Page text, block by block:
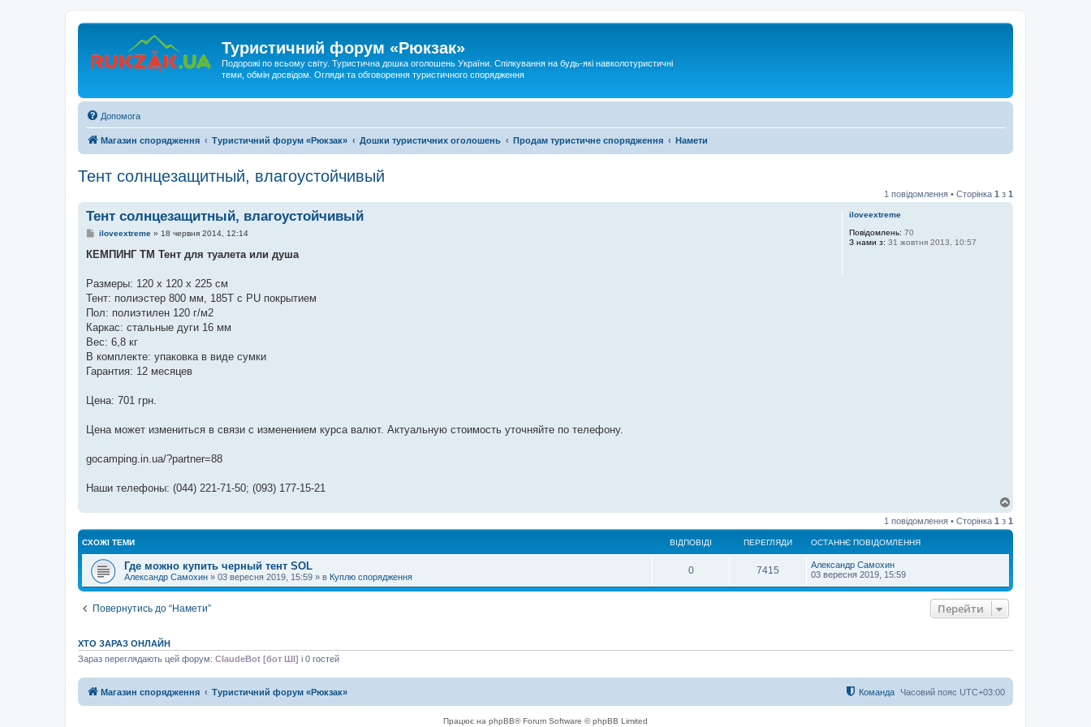
Туристичний форум «Рюкзак»
Подорожі по всьому світу. Туристична дошка оголошень України. Спілкування на будь-які навколотуристичні
теми, обмін досвідом. Огляди та обговорення туристичного спорядження
Допомога
Магазин спорядження Туристичний форум «Рюкзак» Дошки туристичних оголошень Продам туристичне спорядження Намети
Тент солнцезащитный, влагоустойчивый
1 повідомлення • Сторінка 1 з 1
iloveextreme
Повідомлень: 70
З нами з: 31 жовтня 2013, 10:57
Тент солнцезащитный, влагоустойчивый
П
в
о
л
е
н
я
iloveextreme» 18 червня 2014, 12:14
КЕМПИНГ TM Тент для туалета или душа
Размеры: 120 х 120 х 225 см
Тент: полиэстер 800 мм, 185Т с РU покрытием
Пол: полиэтилен 120 г/м2
Каркас: стальные дуги 16 мм
Вес: 6,8 кг
В комплекте: упаковка в виде сумки
Гарантия: 12 месяцев
Цена: 701 грн.
Цена может измениться в связи с изменением курса валют. Актуальную стоимость уточняйте по телефону.
gocamping.in.ua/?partner=88
Наши телефоны: (044) 221-71-50; (093) 177-15-21
г
о
1 повідомлення • Сторінка 1 з 1
СХОЖІ ТЕМИ ВІДПОВІДІ ПЕРЕГЛЯДИ ОСТАННЄ ПОВІДОМЛЕННЯ
Где можно купить черный тент SOL
Александр Самохин » 03 вересня 2019, 15:59 » в Куплю спорядження
0 7415
Александр Самохин
03 вересня 2019, 15:59
Повернутись до “Намети” Перейти
ХТО ЗАРАЗ ОНЛАЙН
Зараз переглядають цей форум: ClaudeBot [бот ШІ] і 0 гостей
Магазин спорядження Туристичний форум «Рюкзак» Часовий пояс UTC+03:00
Команда
Працює на phpBB® Forum Software © phpBB Limited